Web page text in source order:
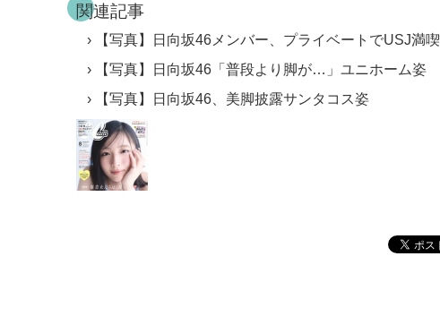
関連記事
【写真】日向坂46メンバー、プライベートでUSJ満喫
【写真】日向坂46「普段より脚が…」ユニホーム姿
【写真】日向坂46、美脚披露サンタコス姿